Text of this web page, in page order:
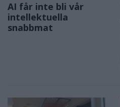
AI får inte bli vår
intellektuella
snabbmat